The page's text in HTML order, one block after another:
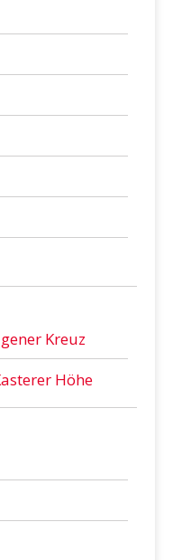
Kreuz
Höhe